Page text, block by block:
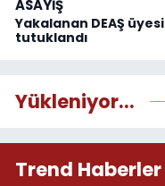
ASAYİŞ
Yakalanan DEAŞ üyesi
tutuklandı
Yükleniyor...
Trend Haberler